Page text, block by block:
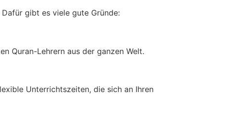
gibt es viele gute Gründe:
Quran-Lehrern aus der ganzen Welt.
Unterrichtszeiten, die sich an Ihren